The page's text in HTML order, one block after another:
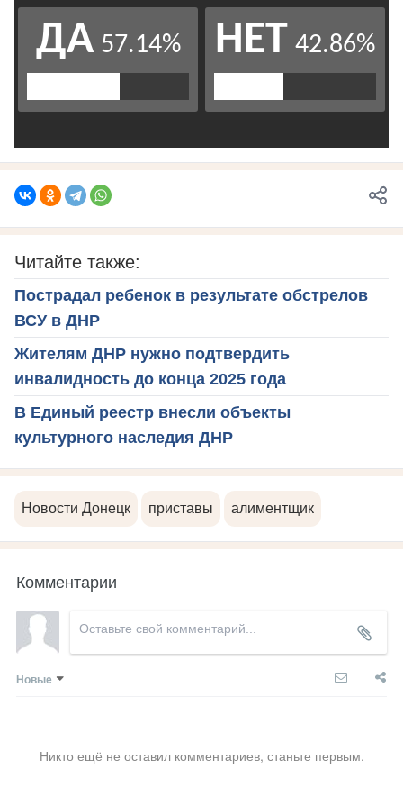
Читайте также:
Пострадал ребенок в результате обстрелов
ВСУ в ДНР
Жителям ДНР нужно подтвердить
инвалидность до конца 2025 года
В Единый реестр внесли объекты
культурного наследия ДНР
Новости Донецк приставы алиментщик
Комментарии
Новые
Никто ещё не оставил комментариев, станьте первым.